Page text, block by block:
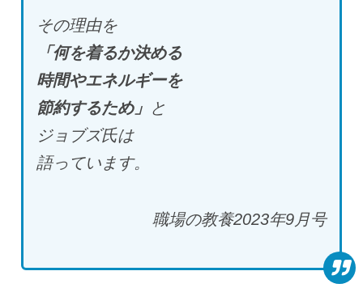
その理由を
「何を着るか決める
時間やエネルギーを
節約するため」 と
ジョブズ氏は
語っています。
職場の教養2023年9月号